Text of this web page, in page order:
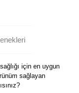
için en uygun
sağlayan